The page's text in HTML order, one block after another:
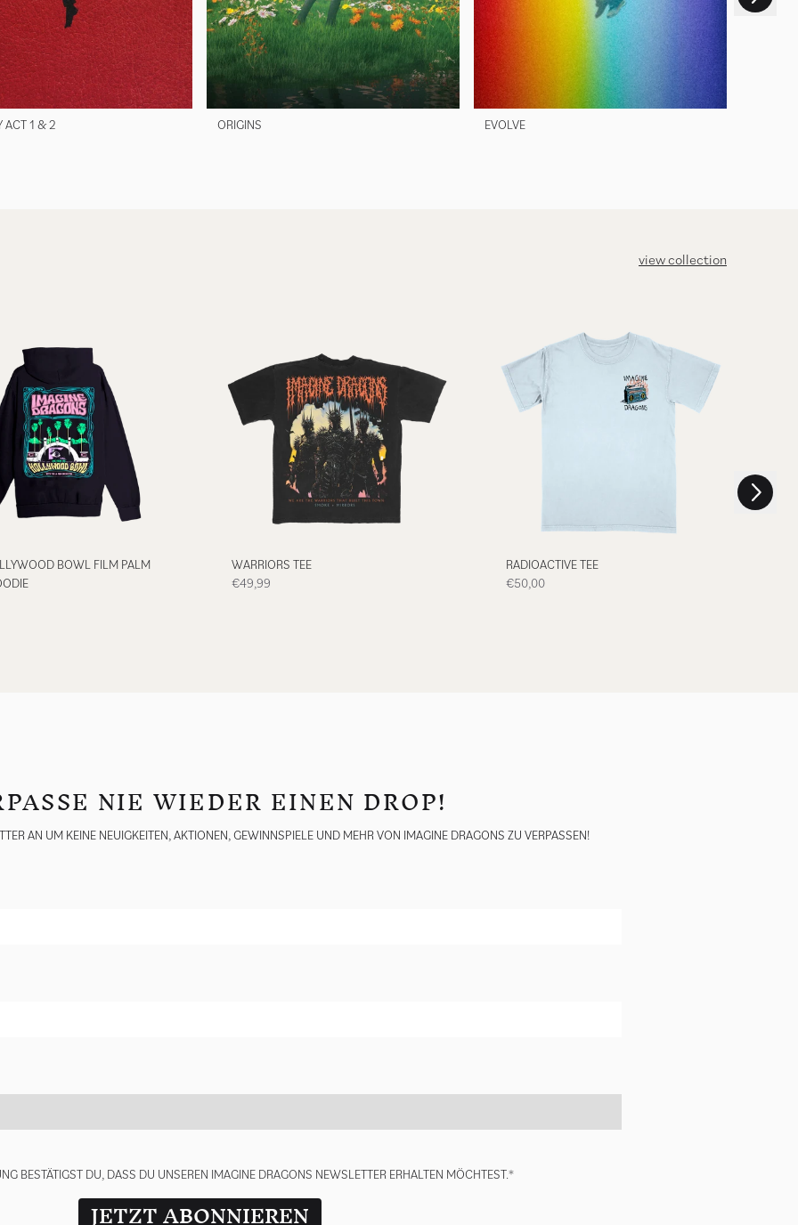
ACT 1 & 2 ORIGINS EVOLVE
render_section=true,countdown_script=false,
view collection
BOWL FILM PALM
WARRIORS TEE
€49,99
RADIOACTIVE TEE
€50,00
nächstes
NIE WIEDER EINEN DROP!
AN UM KEINE NEUIGKEITEN, AKTIONEN, GEWINNSPIELE UND MEHR VON IMAGINE DRAGONS ZU VERPASSEN!
BESTÄTIGST DU, DASS DU UNSEREN IMAGINE DRAGONS NEWSLETTER ERHALTEN MÖCHTEST.*